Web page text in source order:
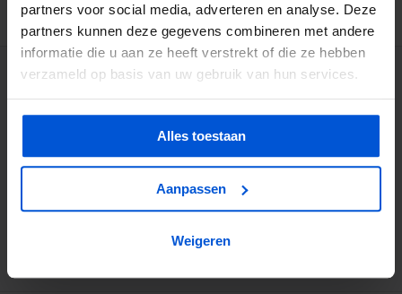
partners voor social media, adverteren en analyse. Deze
partners kunnen deze gegevens combineren met andere
informatie die u aan ze heeft verstrekt of die ze hebben
verzameld op basis van uw gebruik van hun services.
Alles toestaan
Aanpassen
Weigeren
BESCHRIJVING
WIJ HELPEN JE GRAAG
info@dejonghandelsonderneming.nl
klanten geven ons een 9.1 op